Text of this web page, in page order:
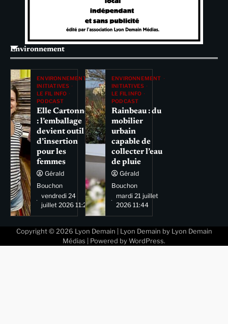
Environnement
ENVIRONNEMENT
INITIATIVES
LE FIL INFO
PODCAST
Elle Cartonne
: l’emballage
devient outil
d’insertion
pour les
femmes
Gérald
Bouchon
vendredi 24
juillet 2026 11:29
ENVIRONNEMENT
INITIATIVES
LE FIL INFO
PODCAST
Rainbeau : du
mobilier
urbain
capable de
collecter l’eau
de pluie
Gérald
Bouchon
mardi 21 juillet
2026 11:44
Copyright © 2026 Lyon Demain | Lyon Demain by Lyon Demain
Médias | Powered by WordPress.